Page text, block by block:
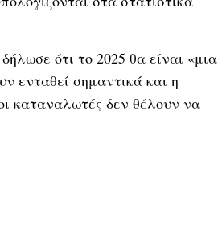
ότι το 2025 θα είναι «μια
ενταθεί σημαντικά και η
καταναλωτές δεν θέλουν να